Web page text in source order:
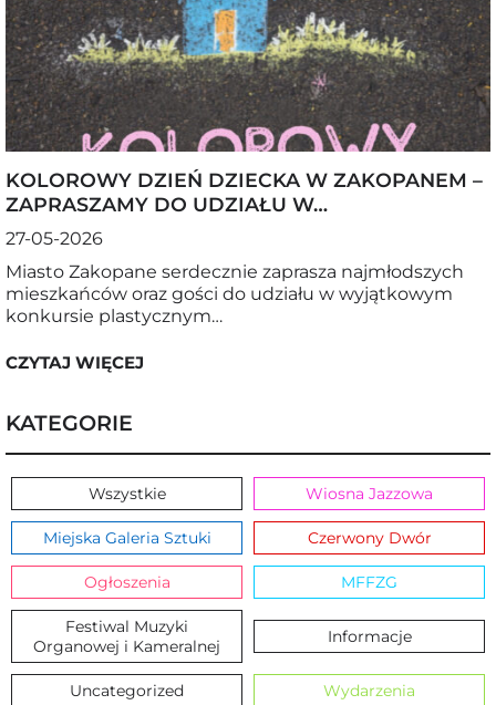
KOLOROWY DZIEŃ DZIECKA W ZAKOPANEM –
ZAPRASZAMY DO UDZIAŁU W…
27-05-2026
Miasto Zakopane serdecznie zaprasza najmłodszych
mieszkańców oraz gości do udziału w wyjątkowym
konkursie plastycznym…
CZYTAJ WIĘCEJ
KATEGORIE
Wszystkie Wiosna Jazzowa
Miejska Galeria Sztuki Czerwony Dwór
Ogłoszenia MFFZG
Festiwal Muzyki
Organowej i Kameralnej
Informacje
Uncategorized Wydarzenia